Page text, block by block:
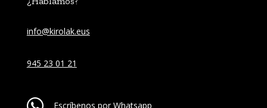
info@kirolak.eus
945 23 01 21
Escríbenos por Whatsapp